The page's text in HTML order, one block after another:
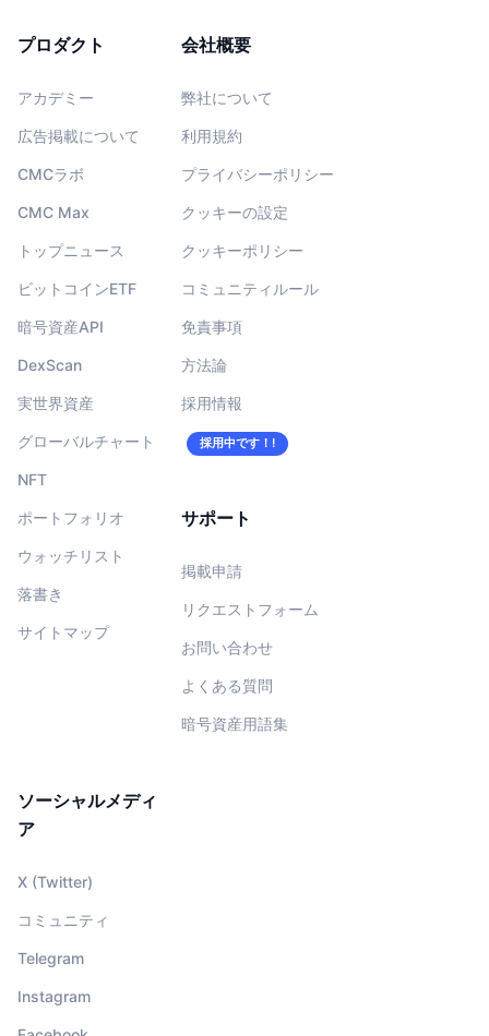
プロダクト
アカデミー
広告掲載について
CMCラボ
CMC Max
トップニュース
ビットコインETF
暗号資産API
DexScan
実世界資産
グローバルチャート
NFT
ポートフォリオ
ウォッチリスト
落書き
サイトマップ
会社概要
弊社について
利用規約
プライバシーポリシー
クッキーの設定
クッキーポリシー
コミュニティルール
免責事項
方法論
採用情報
採用中です！!
サポート
掲載申請
リクエストフォーム
お問い合わせ
よくある質問
暗号資産用語集
ソーシャルメディ
ア
X (Twitter)
コミュニティ
Telegram
Instagram